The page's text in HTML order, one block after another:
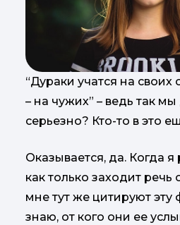
“Дураки учатся на
– на чужих” – ведь так
серьезно? Кто-то в это
Оказывается, да. Когда
как только заходит
мне тут же цитируют эту
знаю, от кого они ее